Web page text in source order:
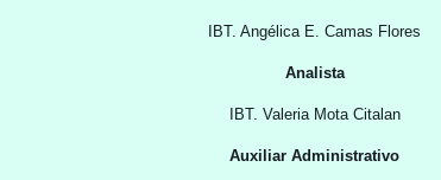
IBT. Angélica E. Camas Flores
Analista
IBT. Valeria Mota Citalan
Auxiliar Administrativo